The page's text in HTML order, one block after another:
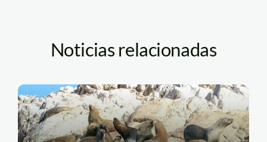
Noticias relacionadas